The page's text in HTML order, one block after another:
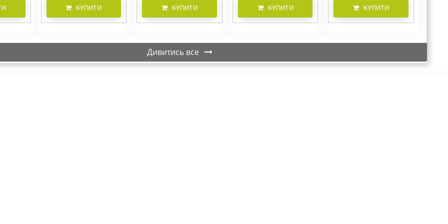
КУПИТИ КУПИТИ КУПИТИ КУПИТИ
Дивитись все